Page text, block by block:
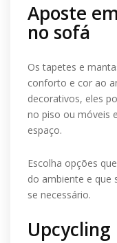
Aposte
no sofá
Os tapetes e
conforto e cor ao
decorativos, eles
no piso ou móveis
espaço.
Escolha opções
do ambiente e que
se necessário.
Upcycling